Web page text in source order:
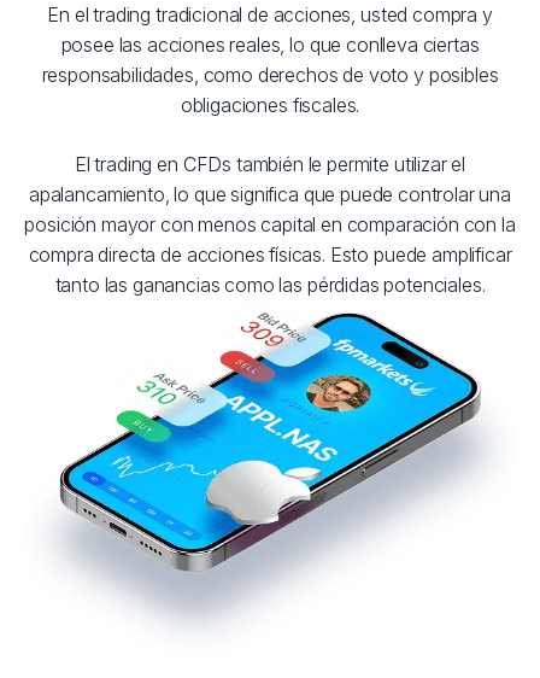
En el trading tradicional de acciones, usted compra y
posee las acciones reales, lo que conlleva ciertas
responsabilidades, como derechos de voto y posibles
obligaciones fiscales.
El trading en CFDs también le permite utilizar el
apalancamiento, lo que significa que puede controlar una
posición mayor con menos capital en comparación con la
compra directa de acciones físicas. Esto puede amplificar
tanto las ganancias como las pérdidas potenciales.